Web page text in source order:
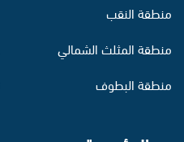
منطقة النقب
منطقة المثلث الشمالي
منطقة البطوف